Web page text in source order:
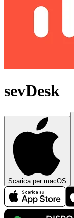
sevDesk
Scarica per macOS